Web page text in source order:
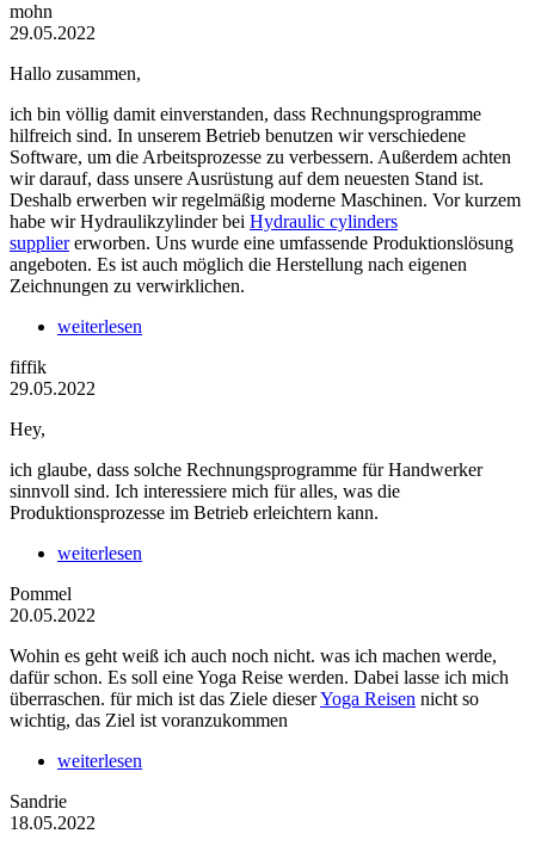
mohn
29.05.2022
Hallo zusammen,
ich bin völlig damit einverstanden, dass Rechnungsprogramme
hilfreich sind. In unserem Betrieb benutzen wir verschiedene
Software, um die Arbeitsprozesse zu verbessern. Außerdem achten
wir darauf, dass unsere Ausrüstung auf dem neuesten Stand ist.
Deshalb erwerben wir regelmäßig moderne Maschinen. Vor kurzem
habe wir Hydraulikzylinder bei Hydraulic cylinders
suppliererworben. Uns wurde eine umfassende Produktionslösung
angeboten. Es ist auch möglich die Herstellung nach eigenen
Zeichnungen zu verwirklichen.
weiterlesen
fiffik
29.05.2022
Hey,
ich glaube, dass solche Rechnungsprogramme für Handwerker
sinnvoll sind. Ich interessiere mich für alles, was die
Produktionsprozesse im Betrieb erleichtern kann.
weiterlesen
Pommel
20.05.2022
Wohin es geht weiß ich auch noch nicht. was ich machen werde,
dafür schon. Es soll eine Yoga Reise werden. Dabei lasse ich mich
überraschen. für mich ist das Ziele dieserYoga Reisen nicht so
wichtig, das Ziel ist voranzukommen
weiterlesen
Sandrie
18.05.2022